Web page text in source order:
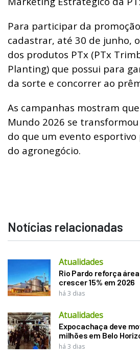
Para participar da
cadastrar, até 30 de junho,
dos produtos PTx (PTx
Planting) que possui para
da sorte e concorrer ao
As campanhas mostram
Mundo 2026 se
do que um evento esportivo
do agronegócio.
Notícias relacionadas
Atualidades
Rio Pardo reforça
crescer 15% em 2026
há 3 dias
Atualidades
Expocachaça deve
milhões em Belo
há 3 dias